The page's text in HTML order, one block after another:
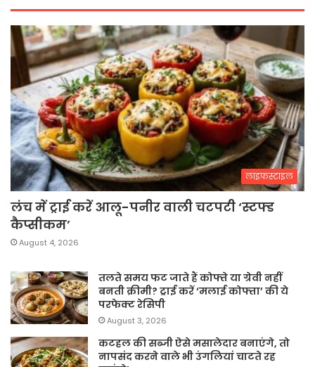
लाइफस्टाइल
लंच में ट्राई करें आलू-पनीर वाली चटपटी ‘स्टफ्ड
कैप्सीकम’
August 4, 2026
तलते समय फट जाते हैं कोफ्ते या ग्रेवी नहीं
बनती क्रीमी? ट्राई करें ‘मलाई कोफ्ता’ की ये
परफेक्ट रेसिपी
August 3, 2026
कटहल की सब्जी ऐसे मसालेदार बनाएंगे, तो
नापसंद करने वाले भी उंगलियां चाटते रह